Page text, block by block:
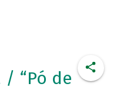
/ “Pó de